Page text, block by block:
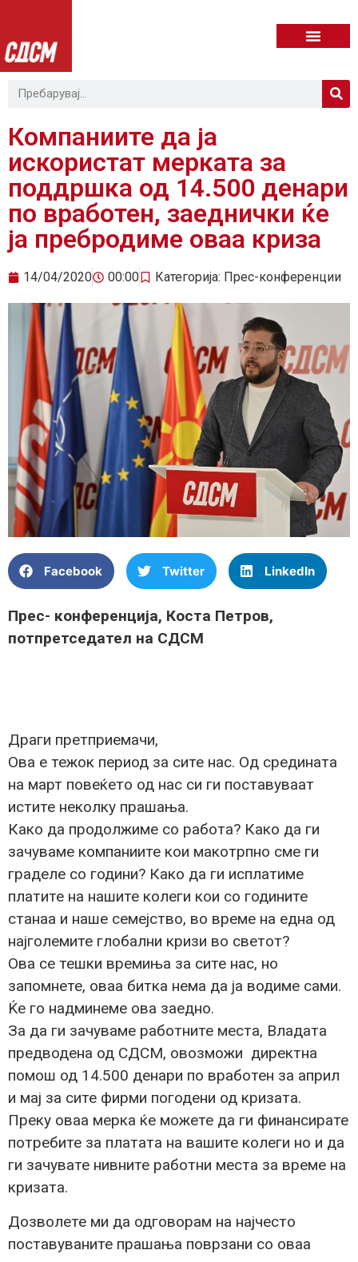
Компаниите да ја
искористат мерката за
поддршка од 14.500 денари
по вработен, заеднички ќе
ја пребродиме оваа криза
14/04/2020 00:00 Категорија: Прес-конференции
Facebook Twitter LinkedIn
Прес- конференција, Коста Петров,
потпретседател на СДСМ
Драги претприемачи,
Ова е тежок период за сите нас. Од средината
на март повеќето од нас си ги поставуваат
истите неколку прашања.
Како да продолжиме со работа? Како да ги
зачуваме компаниите кои макотрпно сме ги
граделе со години? Како да ги исплатиме
платите на нашите колеги кои со годините
станаа и наше семејство, во време на една од
најголемите глобални кризи во светот?
Ова се тешки времиња за сите нас, но
запомнете, оваа битка нема да ја водиме сами.
Ќе го надминеме ова заедно.
За да ги зачуваме работните места, Владата
предводена од СДСМ, овозможи директна
помош од 14.500 денари по вработен за април
и мај за сите фирми погодени од кризата.
Преку оваа мерка ќе можете да ги финансирате
потребите за платата на вашите колеги но и да
ги зачувате нивните работни места за време на
кризата.
Дозволете ми да одговорам на најчесто
поставуваните прашања поврзани со оваа